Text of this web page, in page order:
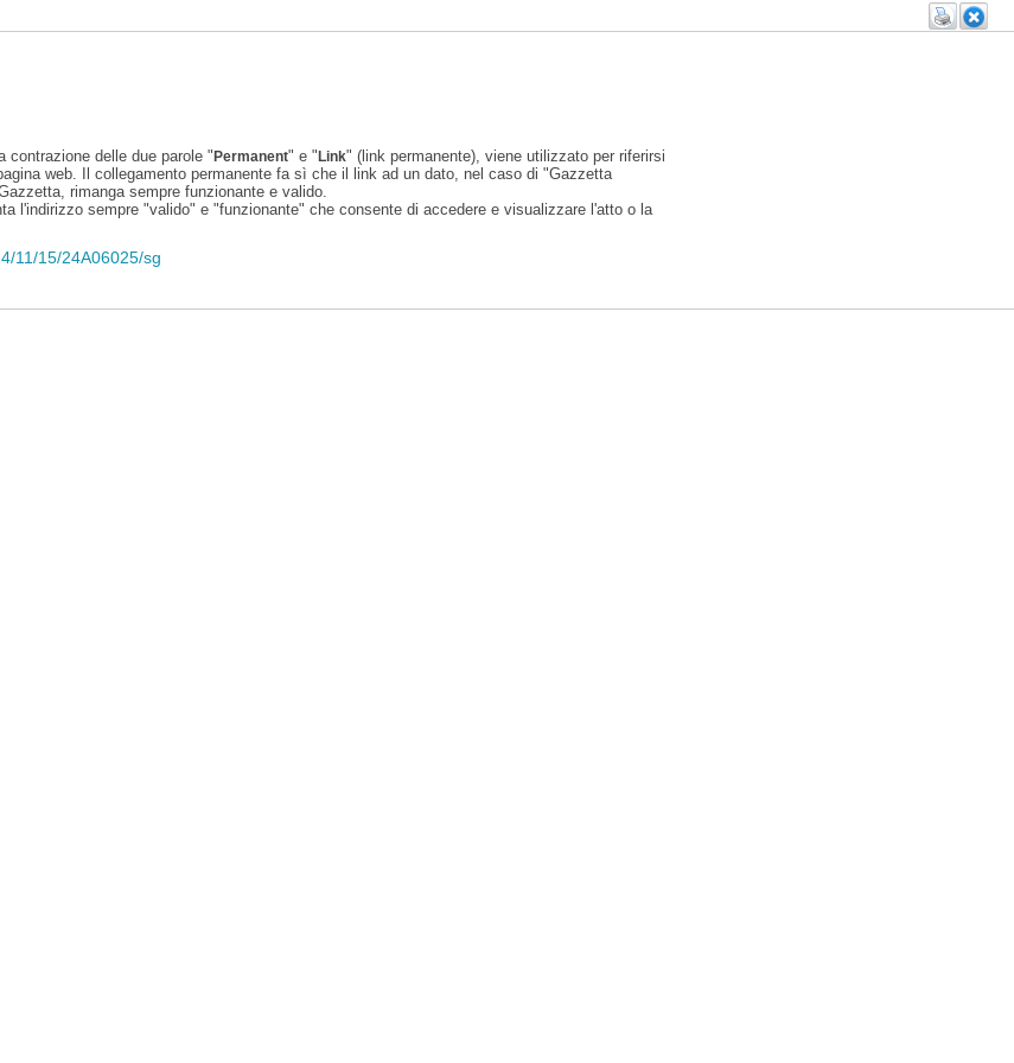
contrazione delle due parole "Permanent" e "Link" (link permanente), viene utilizzato per riferirsi
web. Il collegamento permanente fa sì che il link ad un dato, nel caso di "Gazzetta
rimanga sempre funzionante e valido.
l'indirizzo sempre "valido" e "funzionante" che consente di accedere e visualizzare l'atto o la
11/15/24A06025/sg